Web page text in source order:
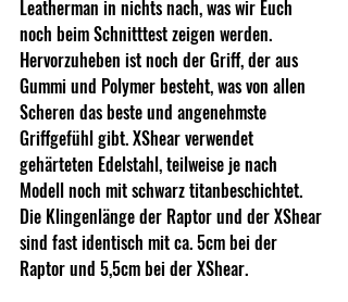
Leatherman in nichts nach, was wir Euch
noch beim Schnitttest zeigen werden.
Hervorzuheben ist noch der Griff, der aus
Gummi und Polymer besteht, was von allen
Scheren das beste und angenehmste
Griffgefühl gibt. XShear verwendet
gehärteten Edelstahl, teilweise je nach
Modell noch mit schwarz titanbeschichtet.
Die Klingenlänge der Raptor und der XShear
sind fast identisch mit ca. 5cm bei der
Raptor und 5,5cm bei der XShear.